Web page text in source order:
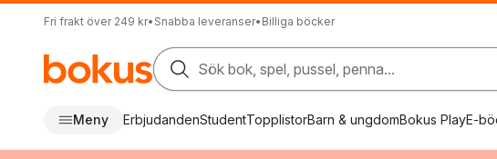
Fri frakt över 249 kr• Snabba leveranser• Billiga böcker
Sök bok, spel, pussel, penna...
Meny ErbjudandenStudentTopplistorBarn & ungdomBokus PlayE-